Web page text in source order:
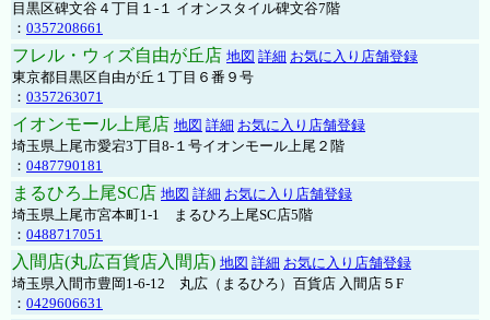
目黒区碑文谷４丁目１-１ イオンスタイル碑文谷7階
： 0357208661
フレル・ウィズ自由が丘店 地図 詳細 お気に入り店舗登録
東京都目黒区自由が丘１丁目６番９号
： 0357263071
イオンモール上尾店 地図 詳細 お気に入り店舗登録
埼玉県上尾市愛宕3丁目8-１号イオンモール上尾２階
： 0487790181
まるひろ上尾SC店 地図 詳細 お気に入り店舗登録
埼玉県上尾市宮本町1-1 まるひろ上尾SC店5階
： 0488717051
入間店(丸広百貨店入間店) 地図 詳細 お気に入り店舗登録
埼玉県入間市豊岡1-6-12 丸広（まるひろ）百貨店 入間店５F
： 0429606631